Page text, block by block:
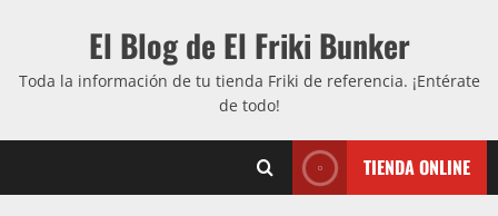
El Blog de El Friki Bunker
Toda la información de tu tienda Friki de referencia. ¡Entérate
de todo!
TIENDA ONLINE